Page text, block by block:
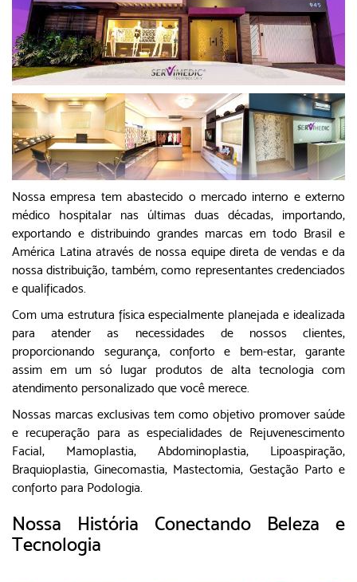
Nossa empresa tem abastecido o mercado interno e externo
médico hospitalar nas últimas duas décadas, importando,
exportando e distribuindo grandes marcas em todo Brasil e
América Latina através de nossa equipe direta de vendas e da
nossa distribuição, também, como representantes credenciados
e qualificados.
Com uma estrutura física especialmente planejada e idealizada
para atender as necessidades de nossos clientes,
proporcionando segurança, conforto e bem-estar, garante
assim em um só lugar produtos de alta tecnologia com
atendimento personalizado que você merece.
Nossas marcas exclusivas tem como objetivo promover saúde
e recuperação para as especialidades de Rejuvenescimento
Facial, Mamoplastia, Abdominoplastia, Lipoaspiração,
Braquioplastia, Ginecomastia, Mastectomia, Gestação Parto e
conforto para Podologia.
Nossa História Conectando Beleza e
Tecnologia